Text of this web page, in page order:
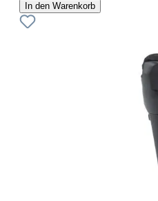
In den Warenkorb